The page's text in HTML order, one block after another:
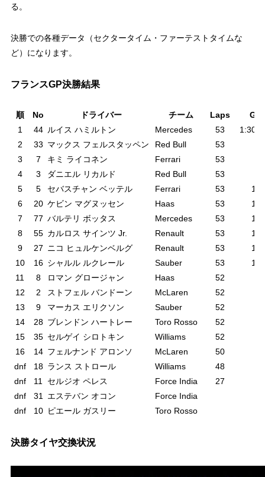
る。
決勝での各種データ（セクタータイム・ファーテストタイムな
ど）になります。
フランスGP決勝結果
順 No ドライバー チーム Laps
1
44 ルイス ハミルトン Mercedes 53
2
33 マックス フェルスタッペン Red Bull 53
3
7 キミ ライコネン Ferrari 53
4
3 ダニエル リカルド Red Bull 53
5
5 セバスチャン ベッテル Ferrari 53
6
20 ケビン マグヌッセン Haas 53
7
77 バルテリ ボッタス Mercedes 53
8
55 カルロス サインツ Jr. Renault 53
9
27 ニコ ヒュルケンベルグ Renault 53
10
16 シャルル ルクレール Sauber 53
11
8 ロマン グロージャン Haas
52
12
2 ストフェル バンドーン McLaren
52
13
9 マーカス エリクソン Sauber
52
14
28 ブレンドン ハートレー Toro Rosso
52
15
35 セルゲイ シロトキン Williams
52
16
14 フェルナンド アロンソ McLaren 50
dnf
18 ランス ストロール Williams 48
dnf
11 セルジオ ペレス Force India 27
dnf
31 エステバン オコン
Force India
dnf
10 ピエール ガスリー Toro Rosso
決勝タイヤ交換状況